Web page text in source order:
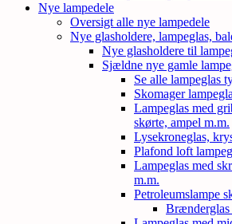
Nye lampedele
Oversigt alle nye lampedele
Nye glasholdere, lampeglas,
Nye glasholdere til
Sjældne nye gamle
Se alle lampeglas
Skomager
Lampeglas med
skørte, ampel m.m.
Lysekroneglas,
Plafond loft
Lampeglas med
m.m.
Petroleumslampe
Brænderglas